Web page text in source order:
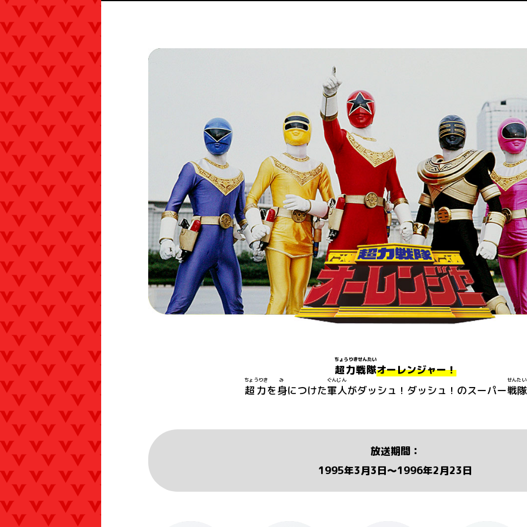
超力戦隊
ちょうりきせんたい
オーレンジャー！
超力
ちょうりき
を身
み
につけた軍人
ぐんじん
がダッシュ！ダッシュ！のスーパー戦隊
せんたい
放送期間：
1995年3月3日〜1996年2月23日